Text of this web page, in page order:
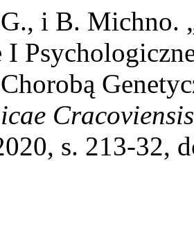
G., i B.
I
s. 213-32,